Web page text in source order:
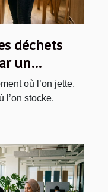
déchets
un
où l’on jette,
l’on stocke.